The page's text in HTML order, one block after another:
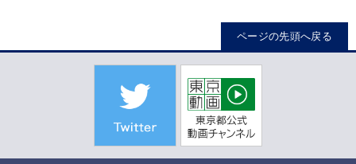
ページの先頭へ戻る